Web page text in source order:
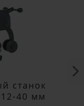
станок
40 мм